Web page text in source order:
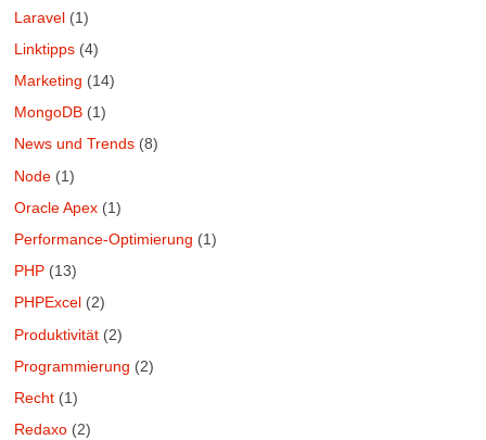
Laravel (1)
Linktipps (4)
Marketing (14)
MongoDB (1)
News und Trends (8)
Node (1)
Oracle Apex (1)
Performance-Optimierung (1)
PHP (13)
PHPExcel (2)
Produktivität (2)
Programmierung (2)
Recht (1)
Redaxo (2)